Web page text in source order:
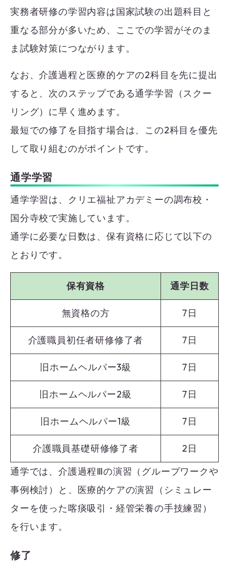
実務者研修の学習内容は国家試験の出題科目と
重なる部分が多いため、ここでの学習がそのま
ま試験対策につながります。
なお、介護過程と医療的ケアの2科目を先に提出
すると、次のステップである通学学習（スクー
リング）に早く進めます。
最短での修了を目指す場合は、この2科目を優先
して取り組むのがポイントです。
通学学習
通学学習は、クリエ福祉アカデミーの調布校・
国分寺校で実施しています。
通学に必要な日数は、保有資格に応じて以下の
とおりです。
保有資格 通学日数
無資格の方 7日
介護職員初任者研修修了者 7日
旧ホームヘルパー3級 7日
旧ホームヘルパー2級 7日
旧ホームヘルパー1級 7日
介護職員基礎研修修了者
2日
通学では、介護過程Ⅲの演習（グループワークや
事例検討）と、医療的ケアの演習（シミュレー
ターを使った喀痰吸引・経管栄養の手技練習）
を行います。
修了